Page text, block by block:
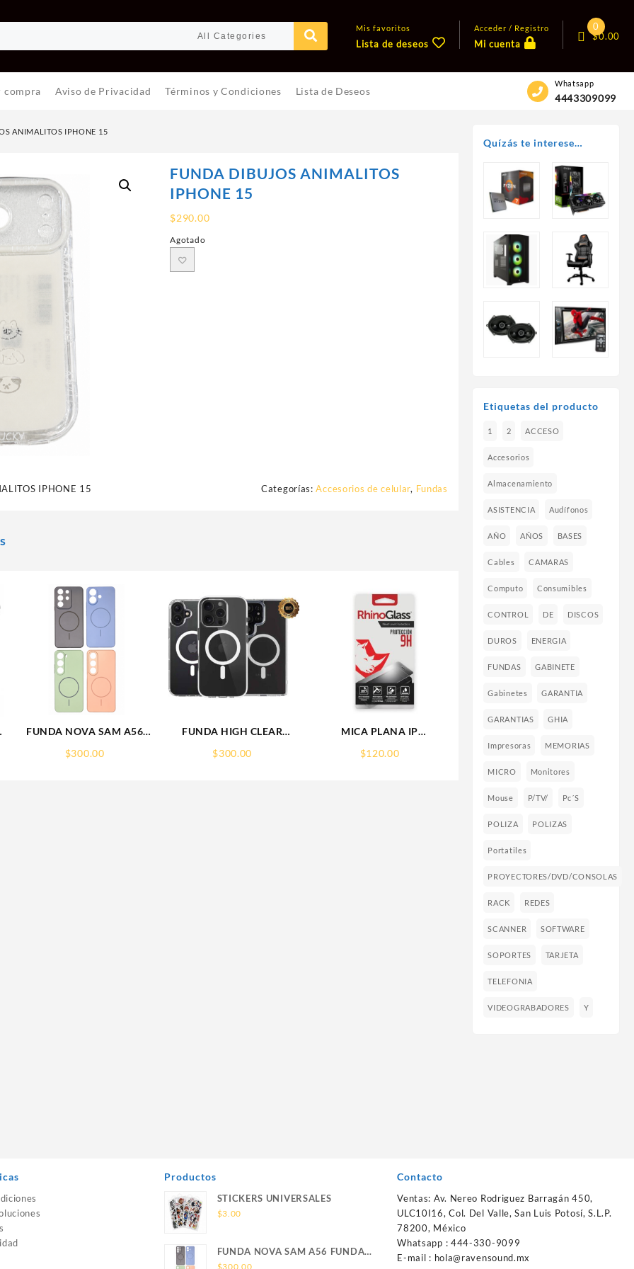
Mis favoritos
Lista de deseos
Acceder / Registro
Mi cuenta
0
$0.00
compra Aviso de Privacidad Términos y Condiciones Lista de Deseos
Whatsapp
4443309099
ANIMALITOS IPHONE 15
FUNDA DIBUJOS ANIMALITOS
IPHONE 15
$290.00
Agotado
IPHONE 15 Categorías:Accesorios de celular, Fundas
FUNDA NOVA SAM A56
SOPORTE MAGNETICO
$300.00
FUNDA HIGH CLEAR
$300.00
MICA PLANA IP
9H RHINOGLASS
$120.00
Quízás te interese…
Etiquetas del producto
1 2 ACCESO
Accesorios
Almacenamiento
ASISTENCIA Audífonos
AÑO AÑOS BASES
Cables CAMARAS
Computo Consumibles
CONTROL DE DISCOS
DUROS ENERGIA
FUNDAS GABINETE
Gabinetes GARANTIA
GARANTIAS GHIA
Impresoras MEMORIAS
MICRO Monitores
Mouse P/TV/ Pc´s
POLIZA POLIZAS
Portatiles
PROYECTORES/DVD/CONSOLAS
RACK REDES
SCANNER SOFTWARE
SOPORTES TARJETA
TELEFONIA
VIDEOGRABADORES Y
Productos
STICKERS UNIVERSALES
$3.00
FUNDA NOVA SAM A56 FUNDA
SILICONA SIN SOPORTE
$300.00
Contacto
Ventas: Av. Nereo Rodriguez Barragán 450,
ULC10I16, Col. Del Valle, San Luis Potosí, S.L.P.
78200, México
Whatsapp : 444-330-9099
E-mail : hola@ravensound.mx